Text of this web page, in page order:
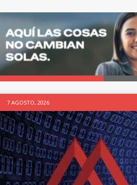
7 AGOSTO, 2026